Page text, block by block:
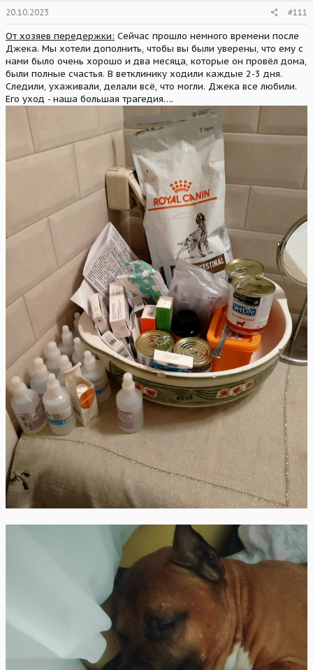
20.10.2023 #111
От хозяев передержки: Сейчас прошло немного времени после
Джека. Мы хотели дополнить, чтобы вы были уверены, что ему с
нами было очень хорошо и два месяца, которые он провёл дома,
были полные счастья. В ветклинику ходили каждые 2-3 дня.
Следили, ухаживали, делали всё, что могли. Джека все любили.
Его уход - наша большая трагедия….